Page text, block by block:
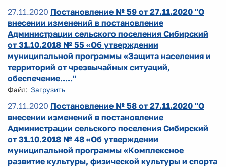
27.11.2020 Постановление № 59 от 27.11.2020 "О
внесении изменений в постановление
Администрации сельского поселения Сибирский
от 31.10.2018 № 55 «Об утверждении
муниципальной программы «Защита населения и
территорий от чрезвычайных ситуаций,
обеспечение....."
Файл: Загрузить
27.11.2020 Постановление № 58 от 27.11.2020 "О
внесении изменений в постановление
Администрации сельского поселения Сибирский
от 31.10.2018 № 48 «Об утверждении
муниципальной программы «Комплексное
развитие культуры, физической культуры и спорта